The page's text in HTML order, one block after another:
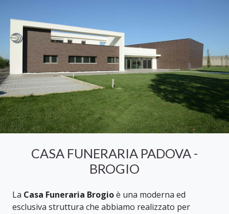
CASA FUNERARIA PADOVA -
BROGIO
La Casa Funeraria Brogioè una moderna ed
esclusiva struttura che abbiamo realizzato per